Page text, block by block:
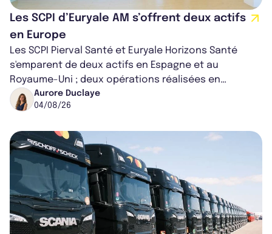
Les SCPI d’Euryale AM s’offrent deux actifs
en Europe
Les SCPI Pierval Santé et Euryale Horizons Santé
s'emparent de deux actifs en Espagne et au
Royaume-Uni ; deux opérations réalisées en
partenariat. Ces co-acquisitions permettent a...
Aurore Duclaye
04/08/26